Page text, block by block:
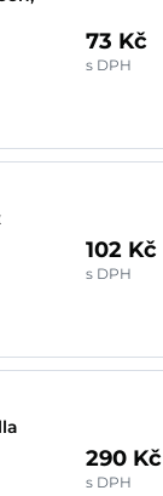
73 Kč
s DPH
102 Kč
s DPH
290 Kč
s DPH